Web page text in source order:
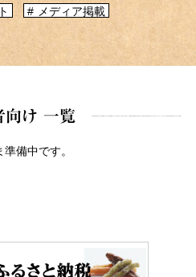
や、村でしか買えない手作りのお土産、
ツアーや、村民の4倍が集う謝肉祭、村
ど、村で体験できるあれやこれやをご紹
メディア掲載
向け 一覧
備中です。